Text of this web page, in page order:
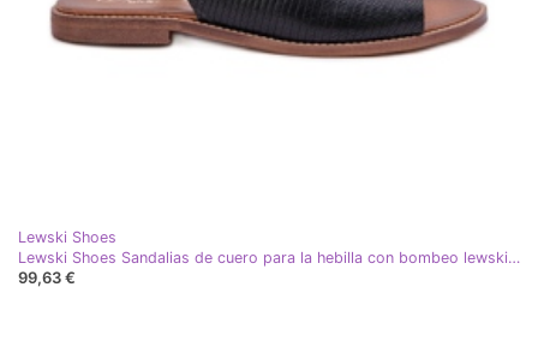
Lewski Shoes
Lewski Shoes Sandalias de cuero para la hebilla con bombeo lewski 3041 negro
99,63 €